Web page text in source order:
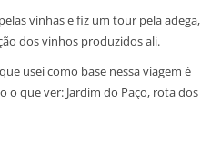
vinhas e fiz um tour pela adega,
dos vinhos produzidos ali.
usei como base nessa viagem é
o que ver: Jardim do Paço, rota dos